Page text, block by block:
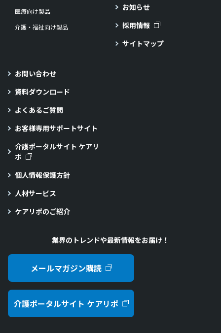
医療向け製品
介護・福祉向け製品
お知らせ
採用情報
サイトマップ
お問い合わせ
資料ダウンロード
よくあるご質問
お客様専用サポートサイト
介護ポータルサイト ケアリ
ポ
個人情報保護方針
人材サービス
ケアリポのご紹介
業界のトレンドや最新情報をお届け！
メールマガジン購読
介護ポータルサイト ケアリポ